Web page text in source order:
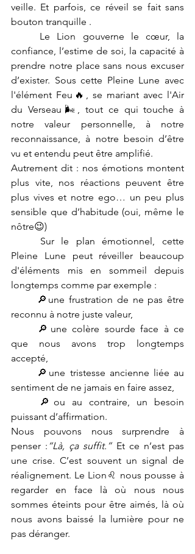
veille. Et parfois, ce réveil se fait sans
bouton tranquille .
confiance, l’estime de soi, la capacité à
prendre notre place sans nous excuser
d’exister. Sous cette Pleine Lune avec
l'élément Feu🔥, se mariant avec l'Air
du Verseau🌬, tout ce qui touche à
notre valeur personnelle, à notre
reconnaissance, à notre besoin d’être
vu et entendu peut être amplifié.
Autrement dit : nos émotions montent
plus vite, nos réactions peuvent être
plus vives et notre ego… un peu plus
sensible que d’habitude (oui, même le
nôtre😉)
Pleine Lune peut réveiller beaucoup
d'éléments mis en sommeil depuis
longtemps comme par exemple :
reconnu à notre juste valeur,
que nous avons trop longtemps
accepté,
sentiment de ne jamais en faire assez,
puissant d’affirmation.
Nous pouvons nous surprendre à
penser : “Là, ça suffit.” Et ce n’est pas
une crise. C’est souvent un signal de
réalignement. Le Lion♌ nous pousse à
regarder en face là où nous nous
sommes éteints pour être aimés, là où
nous avons baissé la lumière pour ne
pas déranger.